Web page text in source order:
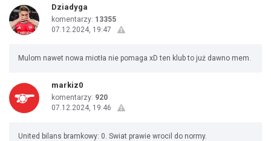
Dziadyga
komentarzy: 13355
07.12.2024, 19:47
Mulom nawet nowa miotła nie pomaga xD ten klub to już dawno mem.
markiz0
komentarzy: 920
07.12.2024, 19:46
United bilans bramkowy: 0. Swiat prawie wrocil do normy.